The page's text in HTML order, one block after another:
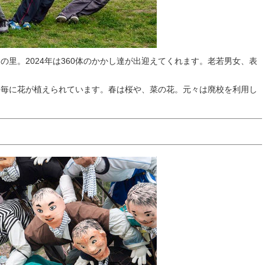
里。2024年は360体のかかし達が出迎えてくれます。老若男女、表
に花が植えられています。春は桜や、菜の花。元々は廃校を利用し